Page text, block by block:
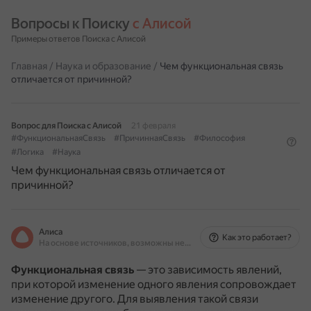
Вопросы к Поиску с Алисой
Примеры ответов Поиска с Алисой
Главная / Наука и образование / Чем функциональная связь
отличается от причинной?
Вопрос для Поиска с Алисой
21 февраля
#ФункциональнаяСвязь
#ПричиннаяСвязь
#Философия
#Логика
#Наука
Чем функциональная связь отличается от
причинной?
Алиса
На основе источников, возможны неточности
Как это работает?
Функциональная связь — это зависимость явлений,
при которой изменение одного явления сопровождает
изменение другого. Для выявления такой связи